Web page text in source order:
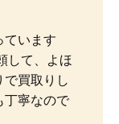
ています
して、よほ
で買取りし
丁寧なので